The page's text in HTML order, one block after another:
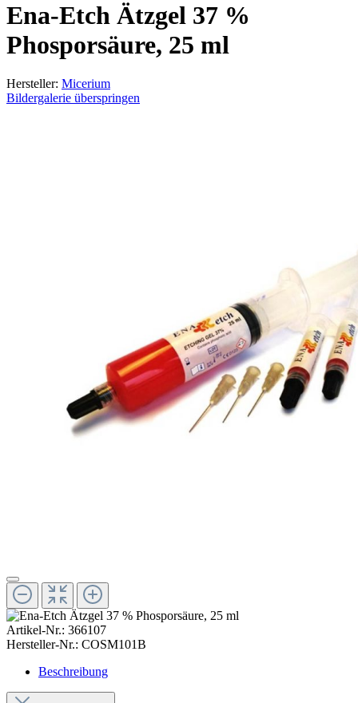
Ena-Etch Ätzgel 37 %
Phosporsäure, 25 ml
Hersteller: Micerium
Bildergalerie überspringen
Artikel-Nr.: 366107
Hersteller-Nr.: COSM101B
Beschreibung